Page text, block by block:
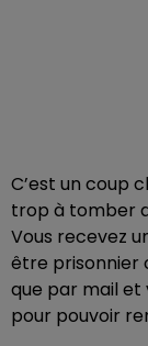
C’est un coup
trop à tomber
Vous recevez
être prisonnier
que par mail et
pour pouvoir